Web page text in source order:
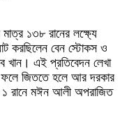
মাত্র ১৩৮ রানের লক্ষ্যে
করছিলেন বেন স্টোকস ও
খান। এই প্রতিবেদন লেখা
ফলে জিততে হলে আর দরকার
রানে মঈন আলী অপরাজিত